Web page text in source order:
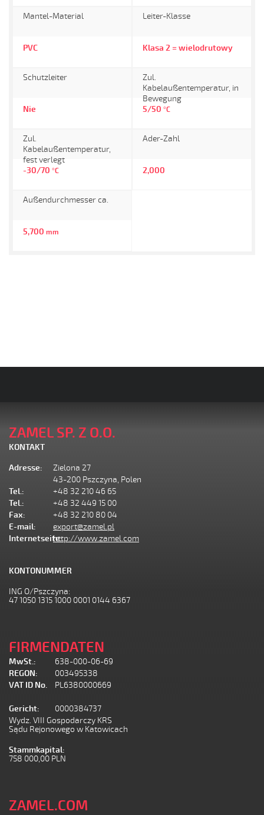
Mantel-Material
PVC
Leiter-Klasse
Klasa 2 = wielodrutowy
Schutzleiter
Nie
Zul.
Kabelaußentemperatur, in
Bewegung
5/50 °C
Zul.
Kabelaußentemperatur,
fest verlegt
-30/70 °C
Ader-Zahl
2,000
Außendurchmesser ca.
5,700 mm
ZAMEL SP. Z O.O.
KONTAKT
Adresse:
Zielona 27
43-200 Pszczyna, Polen
Tel.:
+48 32 210 46 65
Tel.:
+48 32 449 15 00
Fax:
+48 32 210 80 04
E-mail:
export@zamel.pl
Internetseite:http://www.zamel.com
KONTONUMMER
ING O/Pszczyna:
47 1050 1315 1000 0001 0144 6367
FIRMENDATEN
MwSt.:
638-000-06-69
REGON:
003495338
VAT ID No.
PL6380000669
Gericht:
0000384737
Wydz. VIII Gospodarczy KRS
Sądu Rejonowego w Katowicach
Stammkapital:
758 000,00 PLN
ZAMEL.COM